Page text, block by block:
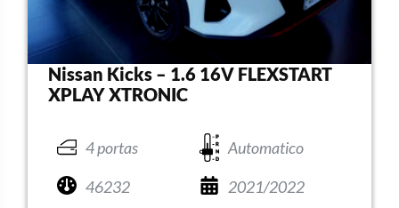
Nissan Kicks – 1.6 16V FLEXSTART
XPLAY XTRONIC
4 portas
Automatico
46232
2021/2022